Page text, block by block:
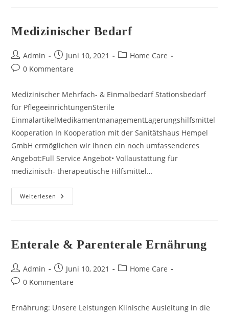
Medizinischer Bedarf
Beitrags-
Autor:
Admin
Beitrag
veröffentlicht:
Juni 10, 2021
Beitrags-
Home Care
Beitrags-
0 Kommentare
Medizinischer Mehrfach- & Einmalbedarf Stationsbedarf
für PflegeeinrichtungenSterile
EinmalartikelMedikamentmanagementLagerungshilfsmittel
Kooperation In Kooperation mit der Sanitätshaus Hempel
GmbH ermöglichen wir Ihnen ein noch umfassenderes
Angebot:Full Service Angebot• Vollaustattung für
medizinisch- therapeutische Hilfsmittel…
Weiterlesen Medizinischer
Bedarf
Enterale & Parenterale Ernährung
Beitrags-
Autor:
Admin
Beitrag
veröffentlicht:
Juni 10, 2021
Beitrags-
Home Care
Beitrags-
0 Kommentare
Ernährung: Unsere Leistungen Klinische Ausleitung in die